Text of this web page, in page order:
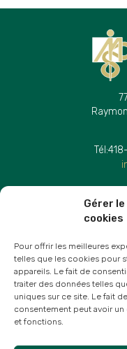
Gérer
cookies
Pour offrir les meilleures
telles que les cookies pour
appareils. Le fait de
traiter des données telles
uniques sur ce site. Le fait
consentement peut avoir
et fonctions.
Tél:
Personne